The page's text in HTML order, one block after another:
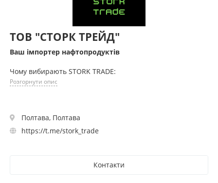
ТОВ "СТОРК ТРЕЙД"
Ваш імпортер нафтопродуктів
Чому вибирають STORK TRADE:
Розгорнути опис
Полтава, Полтава
https://t.me/stork_trade
Контакти